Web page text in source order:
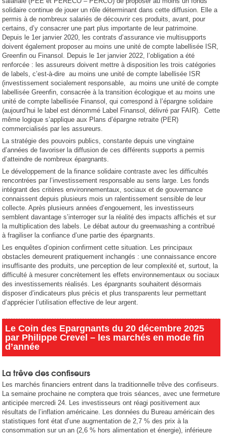
solidaire continue de jouer un rôle déterminant dans cette diffusion. Elle a
permis à de nombreux salariés de découvrir ces produits, avant, pour
certains, d’y consacrer une part plus importante de leur patrimoine.
Depuis le 1er janvier 2020, les contrats d’assurance vie multisupports
doivent également proposer au moins une unité de compte labellisée ISR,
Greenfin ou Finansol. Depuis le 1er janvier 2022, l’obligation a été
renforcée : les assureurs doivent mettre à disposition les trois catégories
de labels, c’est-à-dire au moins une unité de compte labellisée ISR
(investissement socialement responsable, au moins une unité de compte
labellisée Greenfin, consacrée à la transition écologique et au moins une
unité de compte labellisée Finansol, qui correspond à l’épargne solidaire
(aujourd’hui le label est dénommé Label Finansol, délivré par FAIR). Cette
même logique s’applique aux Plans d’épargne retraite (PER)
commercialisés par les assureurs.
La stratégie des pouvoirs publics, constante depuis une vingtaine
d’années de favoriser la diffusion de ces différents supports a permis
d’atteindre de nombreux épargnants.
Le développement de la finance solidaire contraste avec les difficultés
rencontrées par l’investissement responsable au sens large. Les fonds
intégrant des critères environnementaux, sociaux et de gouvernance
connaissent depuis plusieurs mois un ralentissement sensible de leur
collecte. Après plusieurs années d’engouement, les investisseurs
semblent davantage s’interroger sur la réalité des impacts affichés et sur
la multiplication des labels. Le débat autour du greenwashing a contribué
à fragiliser la confiance d’une partie des épargnants.
Les enquêtes d’opinion confirment cette situation. Les principaux
obstacles demeurent pratiquement inchangés : une connaissance encore
insuffisante des produits, une perception de leur complexité et, surtout, la
difficulté à mesurer concrètement les effets environnementaux ou sociaux
des investissements réalisés. Les épargnants souhaitent désormais
disposer d’indicateurs plus précis et plus transparents leur permettant
d’apprécier l’utilisation effective de leur argent.
Le Coin des Epargnants du 20 décembre 2025
par Philippe Crevel – les marchés en mode fin
d’année
La trêve des confiseurs
Les marchés financiers entrent dans la traditionnelle trêve des confiseurs.
La semaine prochaine ne comptera que trois séances, avec une fermeture
anticipée mercredi 24. Les investisseurs ont réagi positivement aux
résultats de l’inflation américaine. Les données du Bureau américain des
statistiques font état d’une augmentation de 2,7 % des prix à la
consommation sur un an (2,6 % hors alimentation et énergie), inférieure